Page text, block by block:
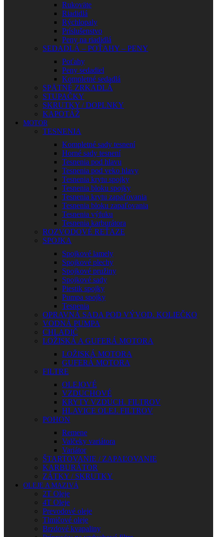
Rukoväte
Riadidlá
Rýchlopaly
Príslušenstvo
Peny na riadidlá
SEDADLÁ – POŤAHY – PENY
Poťahy
Peny sedadiel
Kompletné sedadlá
SPÄTNÉ ZRKADLÁ
STUPAČKY
SKRUTKY / DOPLNKY
KAPOTÁŽ
MOTOR
TESNENIA
Kompletné sady tesnení
Horné sady tesnení
Tesnenia pod hlavu
Tesnenia pod veko hlavy
Tesnenia krytu spojky
Tesnenia bloku spojky
Tesnenia krytu zapaľovania
Tesnenia bloku zapaľovania
Tesnenia výfuku
Tesnenia karburátora
ROZVODOVÉ REŤAZE
SPOJKA
Spojkové lamely
Spojkové plechy
Spojkové pružiny
Spojkové sady
Piestik spojky
Pumpa spojky
Tesnenia
OPRAVNÁ SADA POD VÝVOD. KOLIEČKO
VODNÁ PUMPA
CHLADIČ
LOŽISKÁ A GUFERÁ MOTORA
LOŽISKÁ MOTORA
GUFERÁ MOTORA
FILTRE
OLEJOVÉ
VZDUCHOVÉ
KRYTY VZDUCH. FILTROV
HLAVICE OLEJ. FILTROV
POHON
Remene
Valčeky variátora
Variátor
ŠTARTOVANIE / ZAPAĽOVANIE
KARBURÁTOR
ZÁTKY / SKRUTKY
OLEJE A MAZIVÁ
2T Oleje
4T Oleje
Prevodové oleje
Tlmičové oleje
Brzdové kvapaliny